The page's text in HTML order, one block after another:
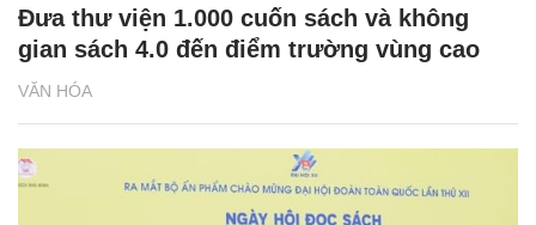
VĂN HÓA
Đưa thư viện 1.000 cuốn sách và không
gian sách 4.0 đến điểm trường vùng cao